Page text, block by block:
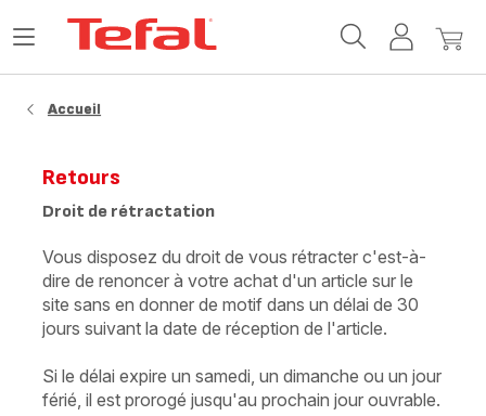
MonMon
Ouvrir
Accueil
Retours
Droit de rétractation
Vous disposez du droit de vous rétracter c'est-à-
dire de renoncer à votre achat d'un article sur le
site sans en donner de motif dans un délai de 30
jours suivant la date de réception de l'article.
Si le délai expire un samedi, un dimanche ou un jour
férié, il est prorogé jusqu'au prochain jour ouvrable.